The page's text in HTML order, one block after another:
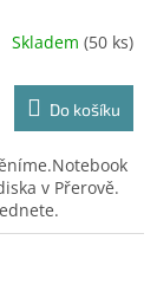
Skladem (50 ks)
Do košíku
v Přerově.